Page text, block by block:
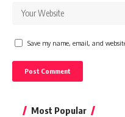
Save my name, email, and
Most Popular